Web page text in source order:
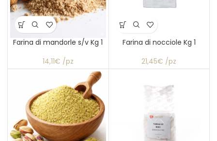
Farina di mandorle s/v Kg 1
14,11€ /pz
Farina di nocciole Kg 1
21,45€ /pz